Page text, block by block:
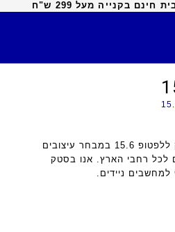
בקנייה מעל 299 ש"ח
באתר של בסטק תמצאו תיק ללפטופ 15.6 במבחר עיצובים
לכל רחבי הארץ. אנו בסטק
למחשבים ניידים.